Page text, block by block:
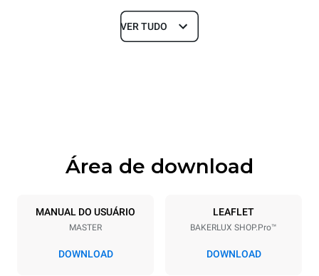
Dimensões
Especificações da bandeja
4 600x400
Distância entre as bandejas
VER TUDO
Área de download
MANUAL DO USUÁRIO
MASTER
DOWNLOAD
LEAFLET
BAKERLUX SHOP.Pro™
DOWNLOAD